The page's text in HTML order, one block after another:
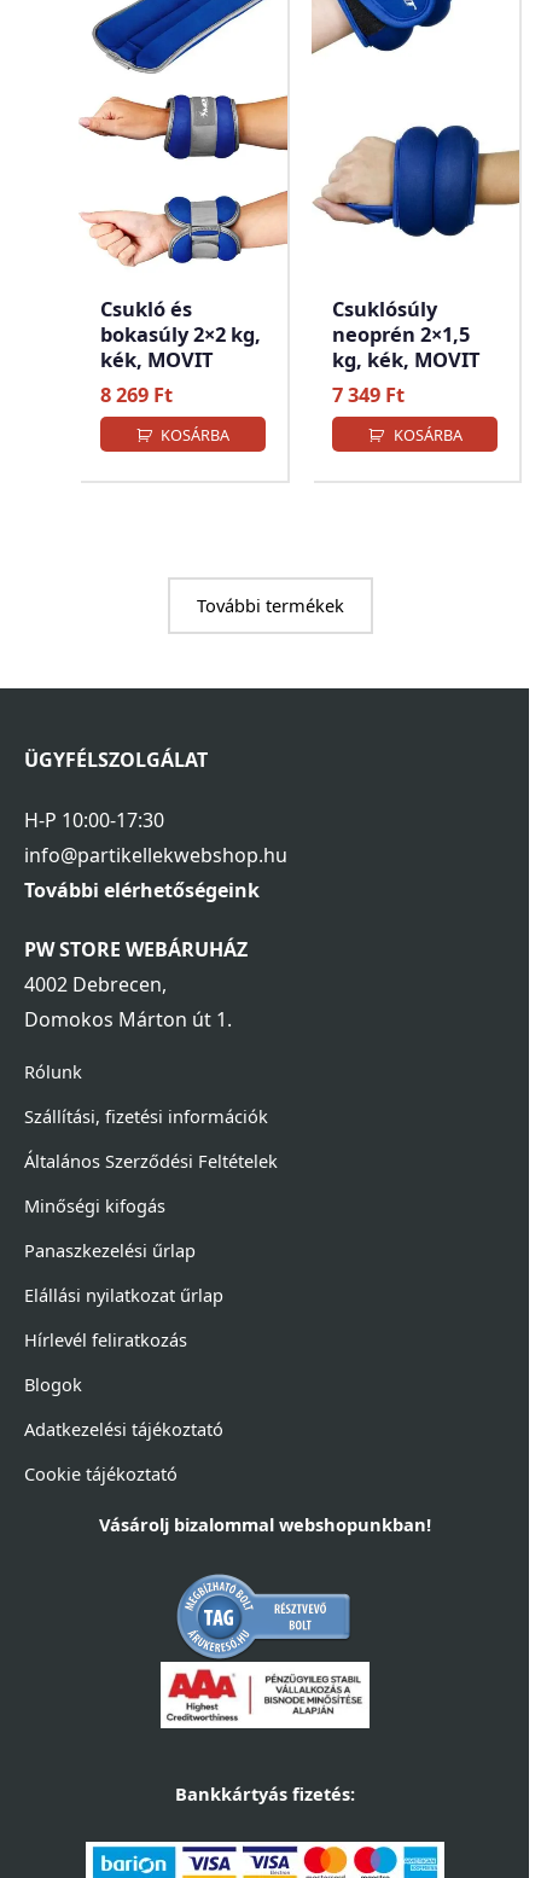
Csukló és
bokasúly 2×2 kg,
kék, MOVIT
8 269 Ft
KOSÁRBA
Csuklósúly
neoprén 2×1,5
kg, kék, MOVIT
7 349 Ft
KOSÁRBA
További termékek
ÜGYFÉLSZOLGÁLAT
H-P 10:00-17:30
info@partikellekwebshop.hu
További elérhetőségeink
PW STORE WEBÁRUHÁZ
4002 Debrecen,
Domokos Márton út 1.
Rólunk
Szállítási, fizetési információk
Általános Szerződési Feltételek
Minőségi kifogás
Panaszkezelési űrlap
Elállási nyilatkozat űrlap
Hírlevél feliratkozás
Blogok
Adatkezelési tájékoztató
Cookie tájékoztató
Vásárolj bizalommal webshopunkban!
Bankkártyás fizetés: